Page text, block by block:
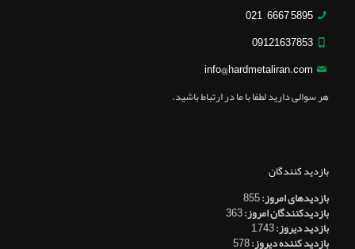
5895 6667 – 021
09121637853
info@hardmetaliran.com
هر سوالی دارید لطفا با ما در ارتباط باشید.
بازدید کنندگان
بازدیدهای امروز:855
بازدیدکنندگان امروز:363
بازدید دیروز:1,743
بازدید کننده دیروز:578